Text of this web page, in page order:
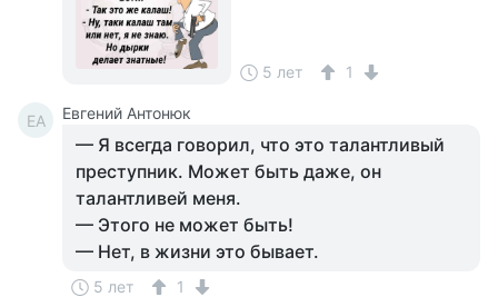
5 лет 1
ЕА Евгений Антонюк
— Я всегда говорил, что это талантливый
преступник. Может быть даже, он
талантливей меня.
— Этого не может быть!
— Нет, в жизни это бывает.
5 лет 1